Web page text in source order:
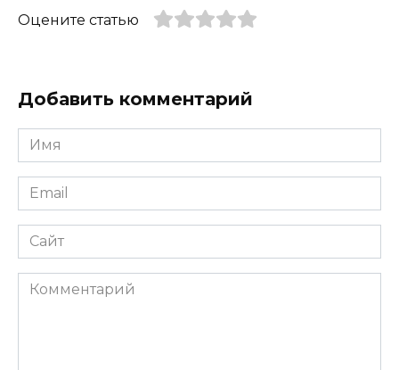
Оцените статью
Добавить комментарий
Имя
*
Email
*
Сайт
Комментарий